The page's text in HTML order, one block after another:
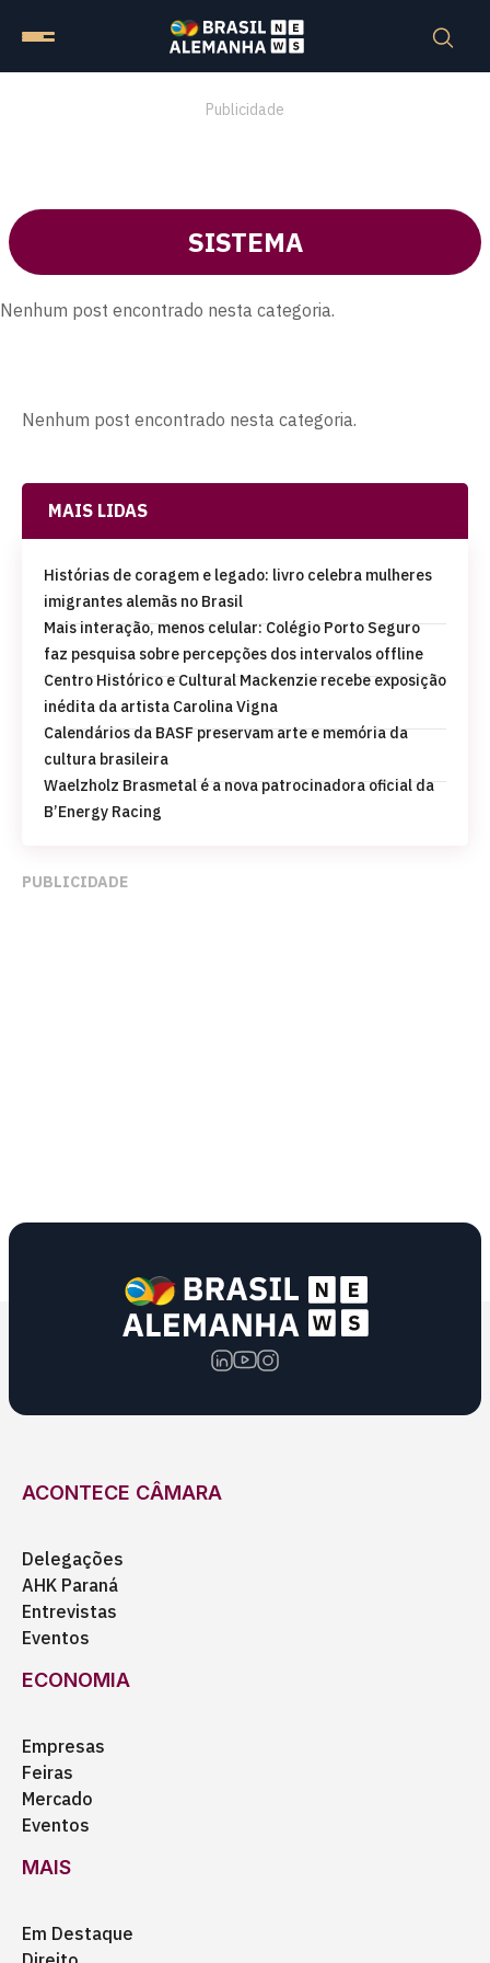
Publicidade
SISTEMA
Nenhum post encontrado nesta categoria.
Nenhum post encontrado nesta categoria.
MAIS LIDAS
Histórias de coragem e legado: livro celebra mulheres
imigrantes alemãs no Brasil
Mais interação, menos celular: Colégio Porto Seguro
faz pesquisa sobre percepções dos intervalos offline
Centro Histórico e Cultural Mackenzie recebe exposição
inédita da artista Carolina Vigna
Calendários da BASF preservam arte e memória da
cultura brasileira
Waelzholz Brasmetal é a nova patrocinadora oficial da
B’Energy Racing
PUBLICIDADE
ACONTECE CÂMARA
Delegações
AHK Paraná
Entrevistas
Eventos
ECONOMIA
Empresas
Feiras
Mercado
Eventos
MAIS
Em Destaque